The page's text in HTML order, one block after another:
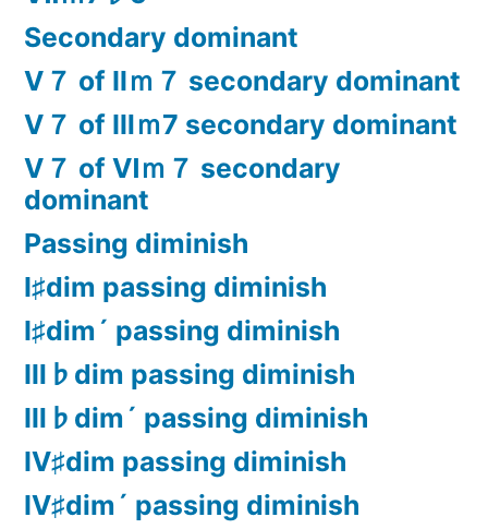
Secondary dominant
Ⅴ７ of Ⅱｍ７ secondary dominant
Ⅴ７ of Ⅲｍ7 secondary dominant
Ⅴ７ of Ⅵｍ７ secondary
dominant
Passing diminish
Ⅰ♯dim passing diminish
Ⅰ♯dim´ passing diminish
Ⅲ♭dim passing diminish
Ⅲ♭dim´ passing diminish
Ⅳ♯dim passing diminish
Ⅳ♯dim´ passing diminish